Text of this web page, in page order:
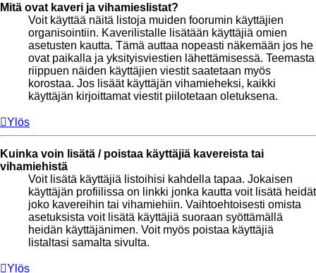
Mitä ovat kaveri ja vihamieslistat?
Voit käyttää näitä listoja muiden foorumin käyttäjien
organisointiin. Kaverilistalle lisätään käyttäjiä omien
asetusten kautta. Tämä auttaa nopeasti näkemään jos he
ovat paikalla ja yksityisviestien lähettämisessä. Teemasta
riippuen näiden käyttäjien viestit saatetaan myös
korostaa. Jos lisäät käyttäjän vihamieheksi, kaikki
käyttäjän kirjoittamat viestit piilotetaan oletuksena.
Ylös
Kuinka voin lisätä / poistaa käyttäjiä kavereista tai
vihamiehistä
Voit lisätä käyttäjiä listoihisi kahdella tapaa. Jokaisen
käyttäjän profiilissa on linkki jonka kautta voit lisätä heidät
joko kavereihin tai vihamiehiin. Vaihtoehtoisesti omista
asetuksista voit lisätä käyttäjiä suoraan syöttämällä
heidän käyttäjänimen. Voit myös poistaa käyttäjiä
listaltasi samalta sivulta.
Ylös